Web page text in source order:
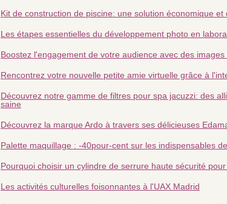
Kit de construction de piscine: une solution économique
Les étapes essentielles du développement photo en
Boostez l'engagement de votre audience avec des
Rencontrez votre nouvelle petite amie virtuelle grâce à
Découvrez notre gamme de filtres pour spa jacuzzi: des
saine
Découvrez la marque Ardo à travers ses délicieuses
Palette maquillage : -40pour-cent sur les indispensables
Pourquoi choisir un cylindre de serrure haute sécurité
Les activités culturelles foisonnantes à l'UAX Madrid